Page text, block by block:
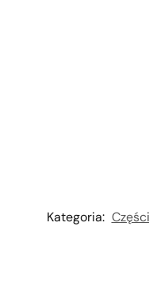
Kategoria: